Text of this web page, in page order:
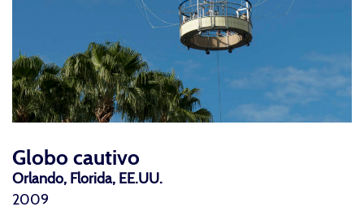
Globo cautivo
Orlando, Florida, EE.UU.
2009